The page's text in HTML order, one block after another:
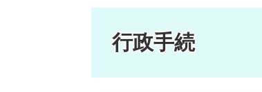
行政手続